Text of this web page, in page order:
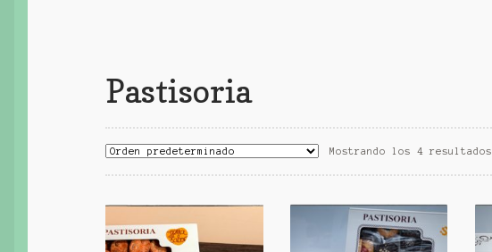
Pastisoria
Mostrando los 4 resultados